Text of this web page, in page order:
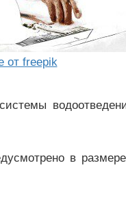
от freepik
в